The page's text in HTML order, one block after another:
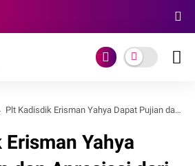
Plt Kadisdik Erisman Yahya Dapat Pujian dan Apresiasi dari Ketua KNPI Riau, Soal Apa?
Yahya